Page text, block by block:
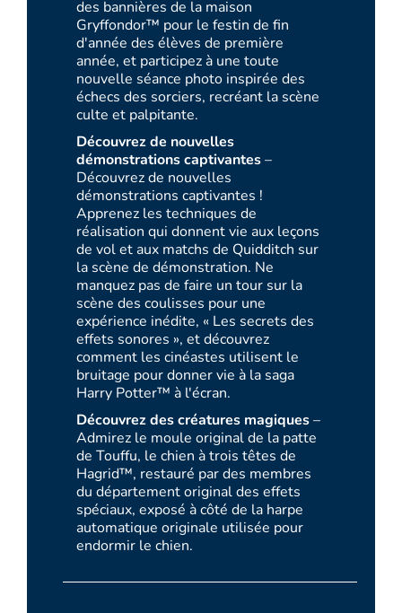
des bannières de la maison
Gryffondor™ pour le festin de fin
d'année des élèves de première
année, et participez à une toute
nouvelle séance photo inspirée des
échecs des sorciers, recréant la scène
culte et palpitante.
Découvrez de nouvelles
démonstrations captivantes–
Découvrez de nouvelles
démonstrations captivantes !
Apprenez les techniques de
réalisation qui donnent vie aux leçons
de vol et aux matchs de Quidditch sur
la scène de démonstration. Ne
manquez pas de faire un tour sur la
scène des coulisses pour une
expérience inédite, « Les secrets des
effets sonores », et découvrez
comment les cinéastes utilisent le
bruitage pour donner vie à la saga
Harry Potter™ à l'écran.
Découvrez des créatures magiques–
Admirez le moule original de la patte
de Touffu, le chien à trois têtes de
Hagrid™, restauré par des membres
du département original des effets
spéciaux, exposé à côté de la harpe
automatique originale utilisée pour
endormir le chien.